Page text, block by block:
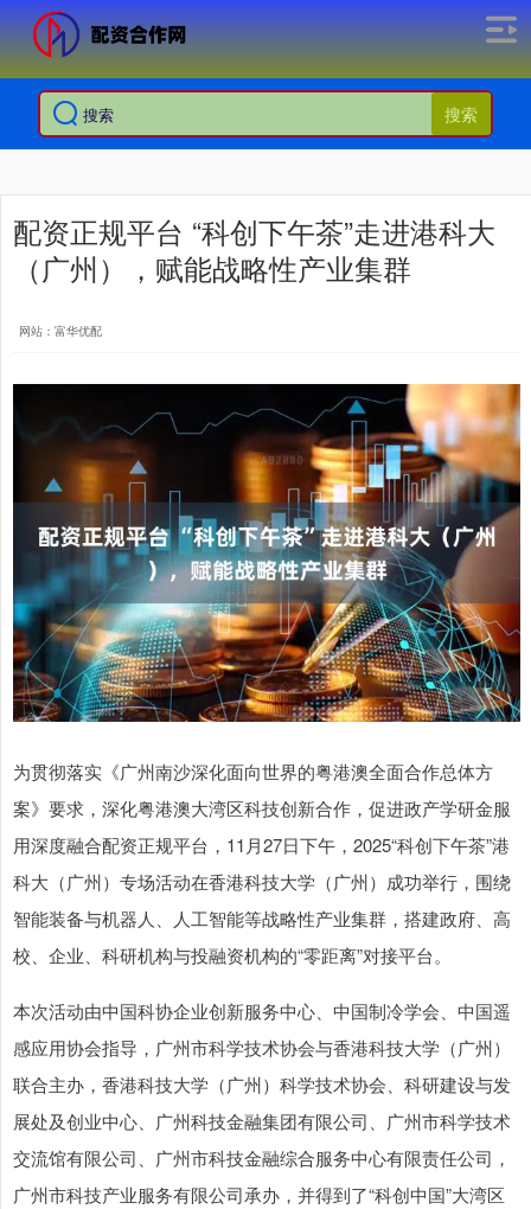
搜索
配资正规平台 “科创下午茶”走进港科大
（广州），赋能战略性产业集群
网站：富华优配
为贯彻落实《广州南沙深化面向世界的粤港澳全面合作总体方
案》要求，深化粤港澳大湾区科技创新合作，促进政产学研金服
用深度融合配资正规平台，11月27日下午，2025“科创下午茶”港
科大（广州）专场活动在香港科技大学（广州）成功举行，围绕
智能装备与机器人、人工智能等战略性产业集群，搭建政府、高
校、企业、科研机构与投融资机构的“零距离”对接平台。
本次活动由中国科协企业创新服务中心、中国制冷学会、中国遥
感应用协会指导，广州市科学技术协会与香港科技大学（广州）
联合主办，香港科技大学（广州）科学技术协会、科研建设与发
展处及创业中心、广州科技金融集团有限公司、广州市科学技术
交流馆有限公司、广州市科技金融综合服务中心有限责任公司，
广州市科技产业服务有限公司承办，并得到了“科创中国”大湾区